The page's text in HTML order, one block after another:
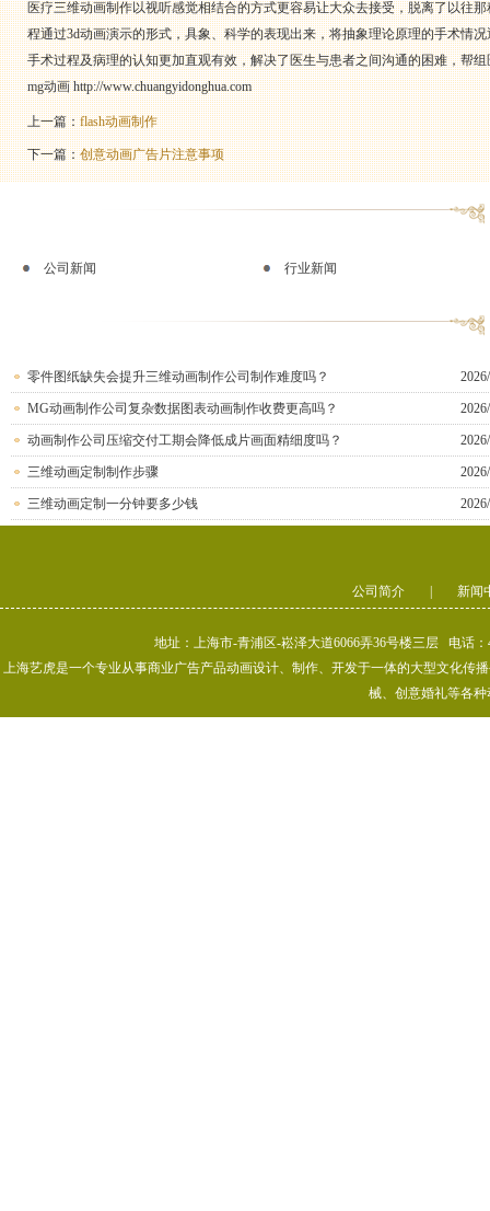
医疗三维动画制作以视听感觉相结合的方式更容易让大众去接受，脱离了以往
程通过3d动画演示的形式，具象、科学的表现出来，将抽象理论原理的手术情
手术过程及病理的认知更加直观有效，解决了医生与患者之间沟通的困难，帮
mg动画http://www.chuangyidonghua.com
上一篇：flash动画制作
下一篇：创意动画广告片注意事项
公司新闻 行业新闻
零件图纸缺失会提升三维动画制作公司制作难度吗？
MG动画制作公司复杂数据图表动画制作收费更高吗？
动画制作公司压缩交付工期会降低成片画面精细度吗？
三维动画定制制作步骤
三维动画定制一分钟要多少钱
公司简介 新闻
地址：上海市-青浦区-崧泽大道6066弄36号楼三层 电话
上海艺虎是一个专业从事商业广告产品动画设计、制作、开发于一体的大型文化传
械、创意婚礼等各